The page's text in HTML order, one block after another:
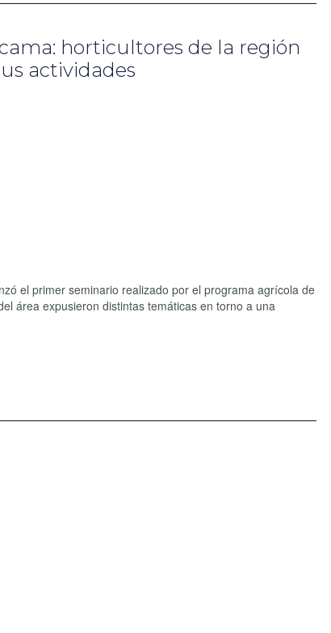
horticultores de la región
actividades
el primer seminario realizado por el programa agrícola de
área expusieron distintas temáticas en torno a una